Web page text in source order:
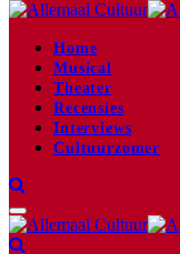
Home
Musical
Theater
Recensies
Interviews
Cultuurzomer